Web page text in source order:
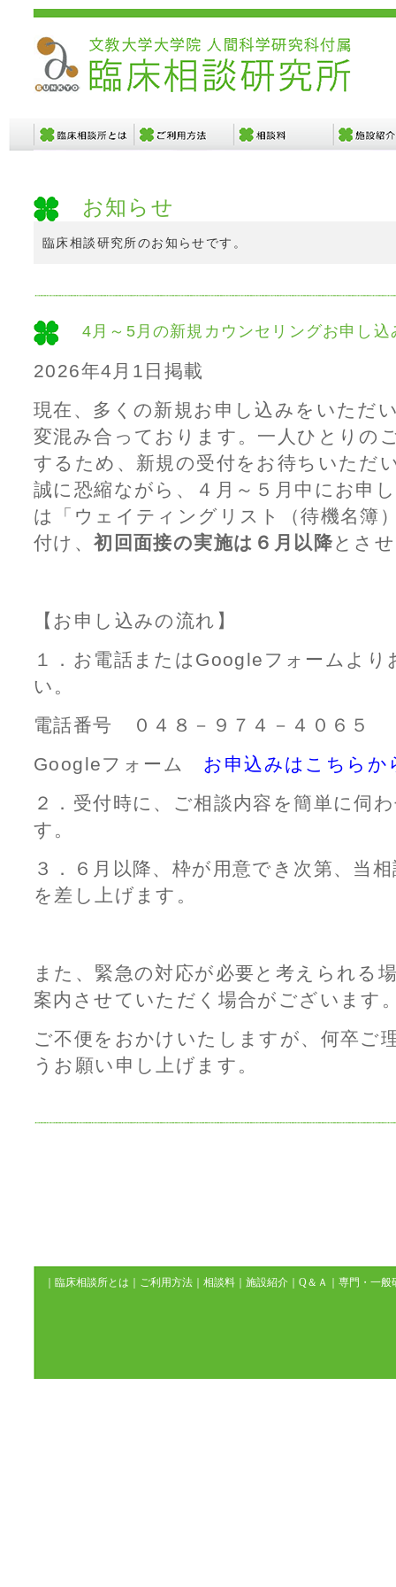
お知らせ
臨床相談研究所のお知らせです。
4月～5月の新規カウンセリングお申し
2026年4月1日掲載
現在、多くの新規お申し込みをいただ
変混み合っております。一人ひとりの
するため、新規の受付をお待ちいただ
誠に恐縮ながら、４月～５月中にお申
は「ウェイティングリスト（待機名簿
付け、初回面接の実施は６月以降とさ
【お申し込みの流れ】
１．お電話またはGoogleフォームより
い。
電話番号 ０４８－９７４－４０６５
Googleフォーム
お申込みはこちらか
２．受付時に、ご相談内容を簡単に伺
す。
３．６月以降、枠が用意でき次第、当
を差し上げます。
また、緊急の対応が必要と考えられる
案内させていただく場合がございます
ご不便をおかけいたしますが、何卒ご
うお願い申し上げます。
臨床相談所とは ご利用方法 相談料 施設紹介 Q＆Ａ 専門・一般